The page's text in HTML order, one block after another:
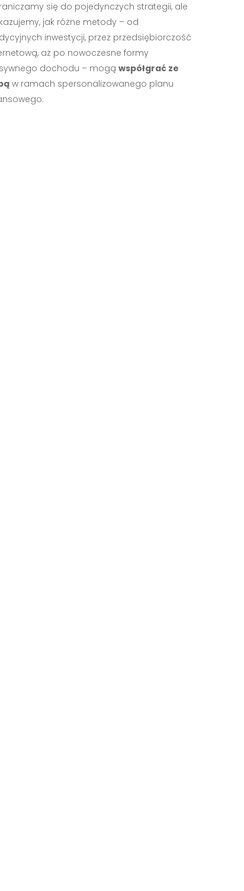
się do pojedynczych strategii, ale
jak różne metody – od
inwestycji, przez przedsiębiorczość
aż po nowoczesne formy
dochodu – mogą współgrać ze
w ramach spersonalizowanego planu